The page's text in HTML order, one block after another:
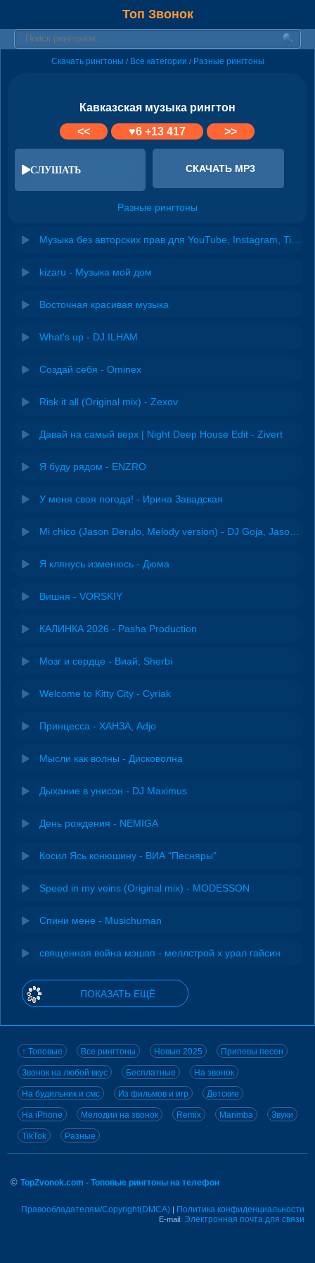
Топ Звонок
Скачать рингтоны / Все категории / Разные рингтоны
Кавказская музыка рингтон
<<
♥6+13 417 >>
СЛУШАТЬ СКАЧАТЬ MP3
Разные рингтоны
kizaru - Музыка мой дом
Восточная красивая музыка
What's up - DJ.ILHAM
Создай себя - Ominex
Risk it all (Original mix) - Zexov
Давай на самый верх | Night Deep House Edit - Zivert
Я буду рядом - ENZRO
У меня своя погода! - Ирина Завадская
Я клянусь изменюсь - Дюма
Вишня - VORSKIY
КАЛИНКА 2026 - Pasha Production
Мозг и сердце - Виай, Sherbi
Welcome to Kitty City - Cyriak
Принцесса - ХАНЗА, Adjo
Мысли как волны - Дисковолна
Дыхание в унисон - DJ Maximus
День рождения - NEMIGA
Косил Ясь конюшину - ВИА "Песняры"
Speed in my veins (Original mix) - MODESSON
Спини мене - Musichuman
священная война мэшап - меллстрой х урал гайсин
ПОКАЗАТЬ ЕЩЁ
↑ Топовые Все рингтоны Новые 2025 Припевы песен
Звонок на любой вкус Бесплатные На звонок
На будильник и смс Из фильмов и игр Детские
На iPhone Мелодии на звонок Remix Marimba Звуки
TikTok Разные
© TopZvonok.com - Топовые рингтоны на телефон
Правообладателям/Copyright(DMCA) | Политика конфиденциальности
E-mail: Электронная почта для связи